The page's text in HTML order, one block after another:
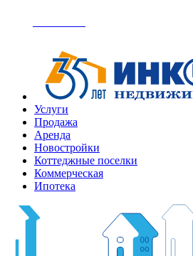
Услуги
Продажа
Аренда
Новостройки
Коттеджные поселки
Коммерческая
Ипотека